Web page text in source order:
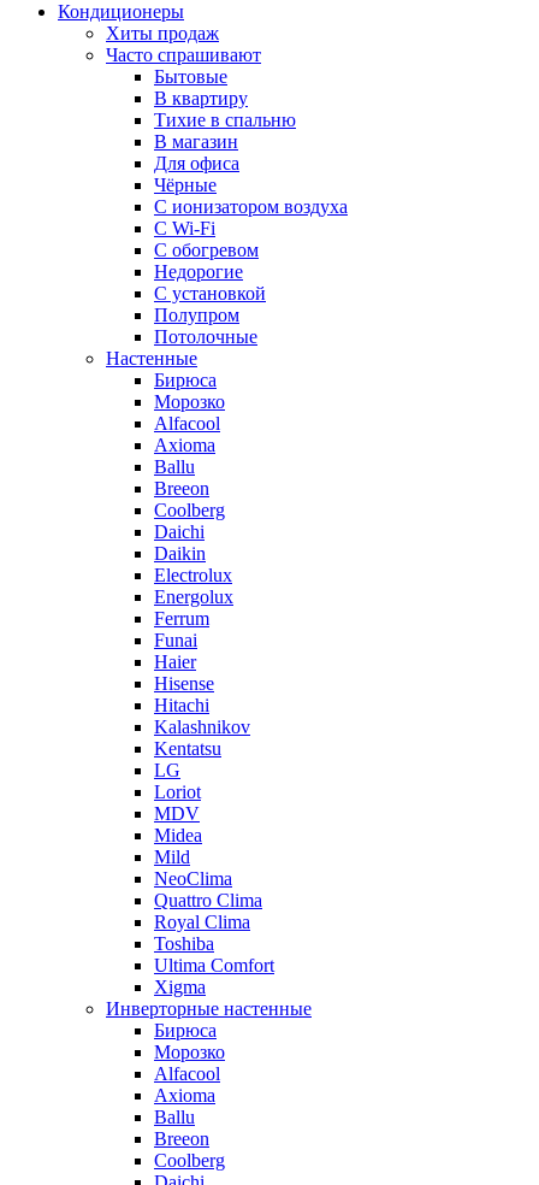
Кондиционеры
Хиты продаж
Часто спрашивают
Бытовые
В квартиру
Тихие в спальню
В магазин
Для офиса
Чёрные
С ионизатором воздуха
С Wi-Fi
С обогревом
Недорогие
С установкой
Полупром
Потолочные
Настенные
Бирюса
Морозко
Alfacool
Axioma
Ballu
Breeon
Coolberg
Daichi
Daikin
Electrolux
Energolux
Ferrum
Funai
Haier
Hisense
Hitachi
Kalashnikov
Kentatsu
LG
Loriot
MDV
Midea
Mild
NeoClima
Quattro Clima
Royal Clima
Toshiba
Ultima Comfort
Xigma
Инверторные настенные
Бирюса
Морозко
Alfacool
Axioma
Ballu
Breeon
Coolberg